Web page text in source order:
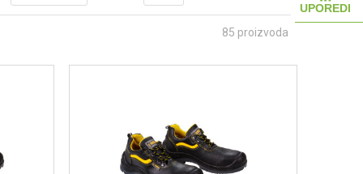
UPOREDI
85 proizvoda